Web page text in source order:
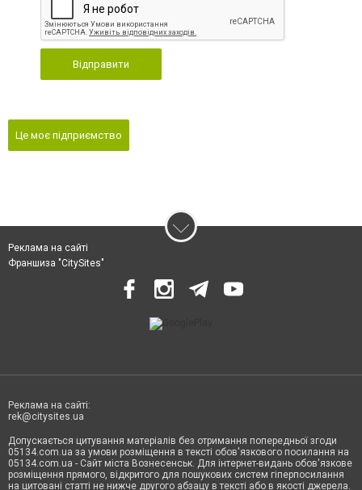
Відправити
Це моє підприємство
Реклама на сайті
Франшиза "CitySites"
Реклама на сайті:
rek@citysites.ua
Допускається цитування матеріалів без отримання попередньої згоди
05134.com.ua за умови розміщення в тексті обов'язкового посилання на
05134.com.ua - Сайт міста Вознесенськ. Для інтернет-видань обов'язкове
розміщення прямого, відкритого для пошукових систем гіперпосилання
на цитовані статті не нижче другого абзацу в тексті або в якості джерела.